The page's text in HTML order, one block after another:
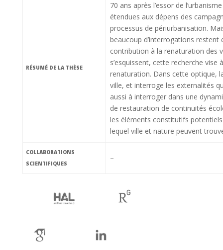
RÉSUMÉ DE LA THÈSE
70 ans après l’essor de
étendues aux dépens des
processus de périurbanisation.
beaucoup d’interrogations
contribution à la renaturation des
s’esquissent, cette recherche
renaturation. Dans cette optique,
ville, et interroge les externalités
aussi à interroger dans une
de restauration de continuités
les éléments constitutifs
lequel ville et nature peuvent
COLLABORATIONS
SCIENTIFIQUES
–